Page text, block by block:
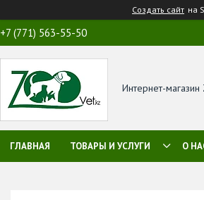
Создать сайт на
+7 (771) 563-55-50
Интернет-магазин
ГЛАВНАЯ ТОВАРЫ И УСЛУГИ О